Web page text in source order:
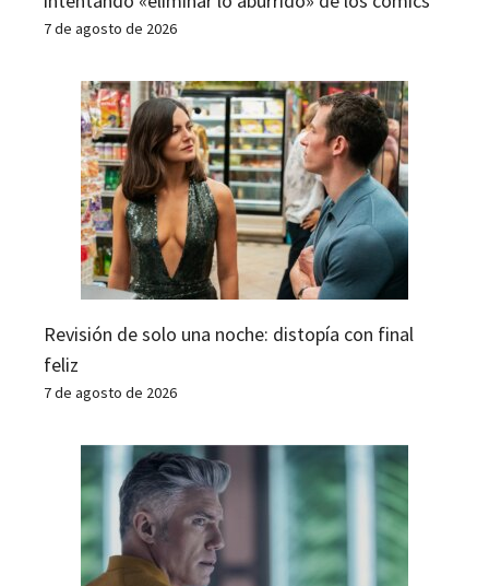
7 de agosto de 2026
Revisión de solo una noche: distopía con final
feliz
7 de agosto de 2026